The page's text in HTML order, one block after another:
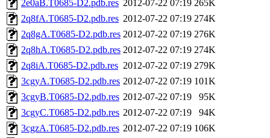
2e0aB.T0685-D2.pdb.res 2012-07-22 07:19 265K
2q8fA.T0685-D2.pdb.res 2012-07-22 07:19 274K
2q8gA.T0685-D2.pdb.res 2012-07-22 07:19 276K
2q8hA.T0685-D2.pdb.res 2012-07-22 07:19 274K
2q8iA.T0685-D2.pdb.res 2012-07-22 07:19 279K
3cgyA.T0685-D2.pdb.res 2012-07-22 07:19 101K
3cgyB.T0685-D2.pdb.res 2012-07-22 07:19
95K
3cgyC.T0685-D2.pdb.res 2012-07-22 07:19
94K
3cgzA.T0685-D2.pdb.res 2012-07-22 07:19 106K